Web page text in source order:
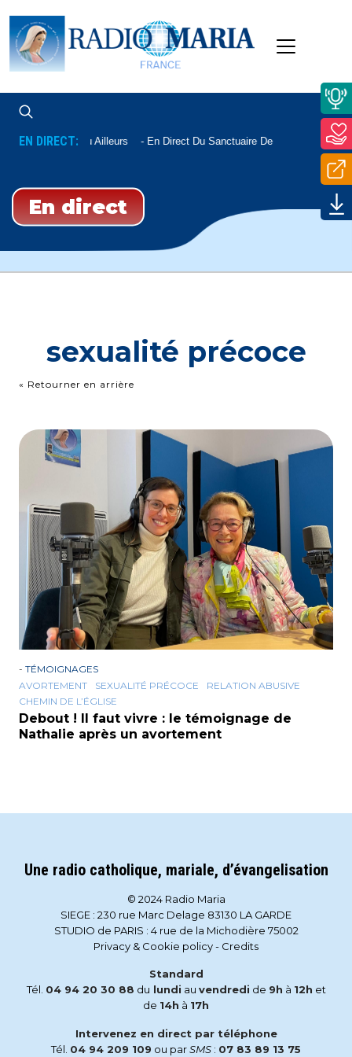
EN DIRECT:
De Lourdes Ou Ailleurs En Direct Du Sanctuaire De Lourdes
En direct
sexualité précoce
« Retourner en arrière
- TÉMOIGNAGES
AVORTEMENT
SEXUALITÉ PRÉCOCE
RELATION ABUSIVE
CHEMIN DE L’ÉGLISE
Debout ! Il faut vivre : le témoignage de
Nathalie après un avortement
Une radio catholique, mariale, d’évangelisation
© 2024 Radio Maria
SIEGE : 230 rue Marc Delage 83130 LA GARDE
STUDIO de PARIS : 4 rue de la Michodière 75002
Privacy & Cookie policy- Credits
Standard
Tél. 04 94 20 30 88 du lundi au vendredi de 9h à 12h et
de 14h à 17h
Intervenez en direct par téléphone
Tél. 04 94 209 109 ou parSMS : 07 83 89 13 75